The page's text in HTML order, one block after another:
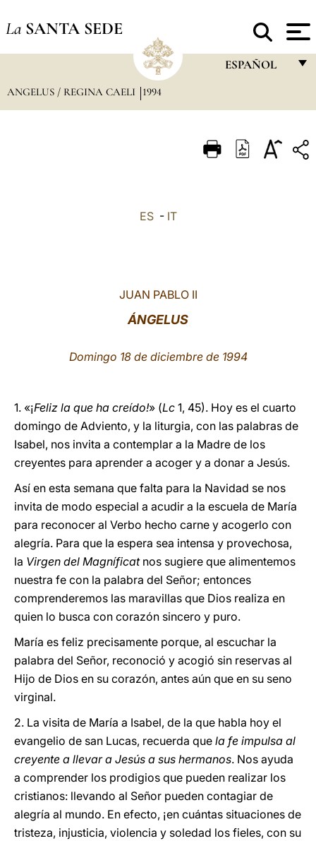
La SANTA SEDE
ESPAÑOL
ITALIANO
ANGELUS / REGINA CAELI 1994
ES- IT
JUAN PABLO II
ÁNGELUS
Domingo 18 de diciembre de 1994
1. «¡Feliz la que ha creído!» (Lc 1, 45). Hoy es el cuarto
domingo de Adviento, y la liturgia, con las palabras de
Isabel, nos invita a contemplar a la Madre de los
creyentes para aprender a acoger y a donar a Jesús.
Así en esta semana que falta para la Navidad se nos
invita de modo especial a acudir a la escuela de María
para reconocer al Verbo hecho carne y acogerlo con
alegría. Para que la espera sea intensa y provechosa,
la Virgen del Magníficatnos sugiere que alimentemos
nuestra fe con la palabra del Señor; entonces
comprenderemos las maravillas que Dios realiza en
quien lo busca con corazón sincero y puro.
María es feliz precisamente porque, al escuchar la
palabra del Señor, reconoció y acogió sin reservas al
Hijo de Dios en su corazón, antes aún que en su seno
virginal.
2. La visita de María a Isabel, de la que habla hoy el
evangelio de san Lucas, recuerda que la fe impulsa al
creyente a llevar a Jesús a sus hermanos. Nos ayuda
a comprender los prodigios que pueden realizar los
cristianos: llevando al Señor pueden contagiar de
alegría al mundo. En efecto, ¡en cuántas situaciones de
tristeza, injusticia, violencia y soledad los fieles, con su